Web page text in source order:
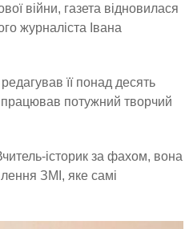
війни, газета відновилася
журналіста Івана
її понад десять
працював потужний творчий
історик за фахом, вона
ЗМІ, яке самі